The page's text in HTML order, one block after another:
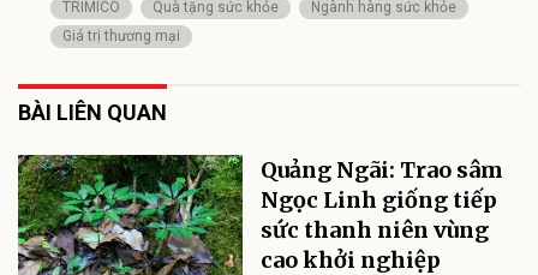
TRIMICO
Quà tặng sức khỏe
Ngành hàng sức khỏe
Giá trị thương mại
BÀI LIÊN QUAN
Quảng Ngãi: Trao sâm
Ngọc Linh giống tiếp
sức thanh niên vùng
cao khởi nghiệp